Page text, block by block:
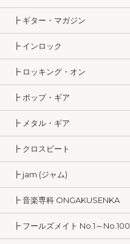
┣ ギター・マガジン
┣ インロック
┣ ロッキング・オン
┣ ポップ・ギア
┣ メタル・ギア
┣ クロスビート
┣ jam (ジャム)
┣ 音楽専科 ONGAKUSENKA
┣ フールズメイト No.1～No.100